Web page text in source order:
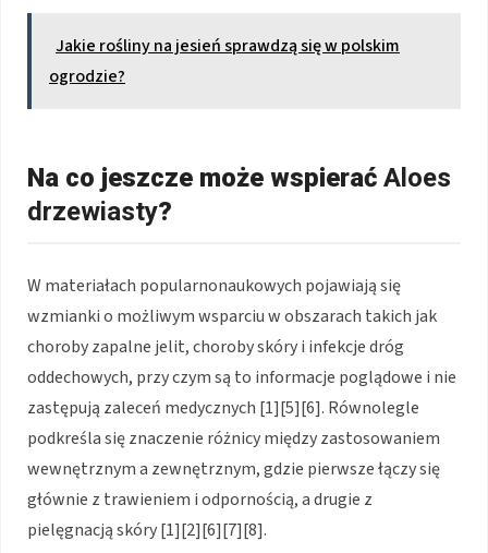
Jakie rośliny na jesień sprawdzą się w polskim
ogrodzie?
Na co jeszcze może wspierać Aloes
drzewiasty?
W materiałach popularnonaukowych pojawiają się
wzmianki o możliwym wsparciu w obszarach takich jak
choroby zapalne jelit, choroby skóry i infekcje dróg
oddechowych, przy czym są to informacje poglądowe i nie
zastępują zaleceń medycznych [1][5][6]. Równolegle
podkreśla się znaczenie różnicy między zastosowaniem
wewnętrznym a zewnętrznym, gdzie pierwsze łączy się
głównie z trawieniem i odpornością, a drugie z
pielęgnacją skóry [1][2][6][7][8].